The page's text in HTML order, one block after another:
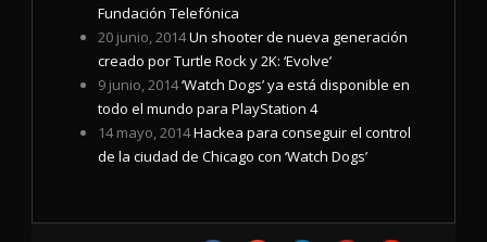
Fundación Telefónica
20 junio, 2014Un shooter de nueva generación
creado por Turtle Rock y 2K: ‘Evolve’
9 junio, 2014‘Watch Dogs’ ya está disponible en
todo el mundo para PlayStation 4
14 mayo, 2014Hackea para conseguir el control
de la ciudad de Chicago con ‘Watch Dogs’